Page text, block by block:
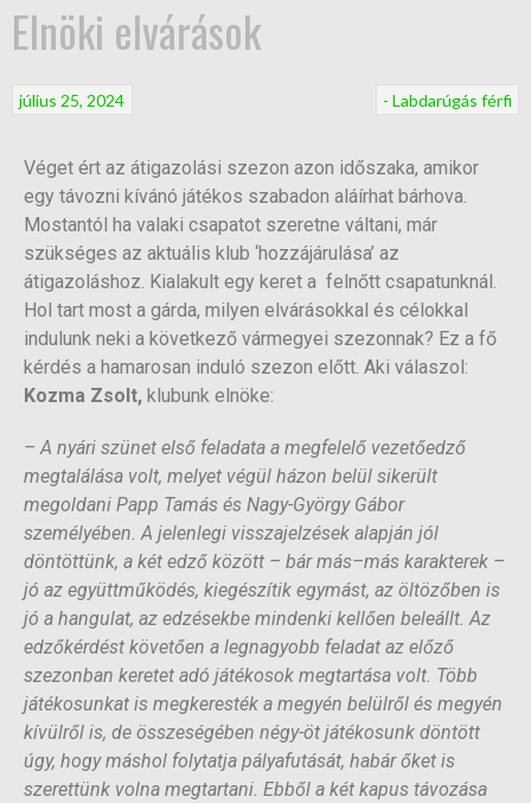
Elnöki elvárások
- Labdarúgás férfi
július 25, 2024
Véget ért az átigazolási szezon azon időszaka, amikor
egy távozni kívánó játékos szabadon aláírhat bárhova.
Mostantól ha valaki csapatot szeretne váltani, már
szükséges az aktuális klub ‘hozzájárulása’ az
átigazoláshoz. Kialakult egy keret a felnőtt csapatunknál.
Hol tart most a gárda, milyen elvárásokkal és célokkal
indulunk neki a következő vármegyei szezonnak? Ez a fő
kérdés a hamarosan induló szezon előtt. Aki válaszol:
Kozma Zsolt, klubunk elnöke:
– A nyári szünet első feladata a megfelelő vezetőedző
megtalálása volt, melyet végül házon belül sikerült
megoldani Papp Tamás és Nagy-György Gábor
személyében. A jelenlegi visszajelzések alapján jól
döntöttünk, a két edző között – bár más–más karakterek –
jó az együttműködés, kiegészítik egymást, az öltözőben is
jó a hangulat, az edzésekbe mindenki kellően beleállt. Az
edzőkérdést követően a legnagyobb feladat az előző
szezonban keretet adó játékosok megtartása volt. Több
játékosunkat is megkeresték a megyén belülről és megyén
kívülről is, de összeségében négy-öt játékosunk döntött
úgy, hogy máshol folytatja pályafutását, habár őket is
szerettünk volna megtartani. Ebből a két kapus távozása